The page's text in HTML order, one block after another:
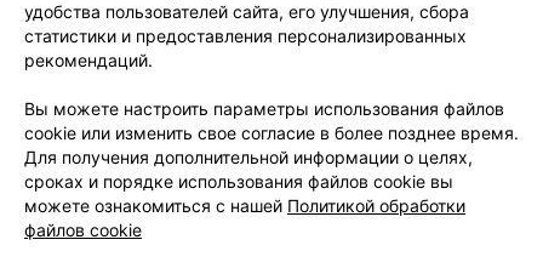
Размещение рекламы
Медицинский маркетинг
Публичный договор
Доставка
Способы оплаты
Вакансии
Партнеры
Написать руководителю 103.by
Написать в поддержку
Персональные настройки Cookie
удобства пользователей сайта, его улучшения, сбора
статистики и предоставления персонализированных
рекомендаций.
Вы можете настроить параметры использования файлов
cookie или изменить свое согласие в более позднее время.
Для получения дополнительной информации о целях,
сроках и порядке использования файлов cookie вы
можете ознакомиться с нашей Политикой обработки
файлов cookie